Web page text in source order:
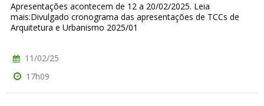
Apresentações acontecem de 12 a 20/02/2025. Leia
mais:Divulgado cronograma das apresentações de TCCs de
Arquitetura e Urbanismo 2025/01
11/02/25
17h09